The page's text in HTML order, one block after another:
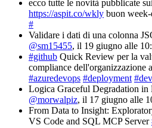
ecco tutte le novità pubblicate
https://aspit.co/wkly buon
#
Validare i dati di una colonna
@sm15455, il 19 giugno alle
#github Quick Review per la
compliance dell'organizzazione
#azuredevops #deployment
Logica Graceful Degradation
@morwalpiz, il 17 giugno alle
From Data to Insight:
VS Code and SQL MCP Server